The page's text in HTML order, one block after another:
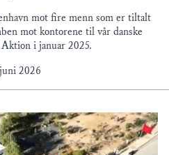
mot fire menn som er tiltalt
mot kontorene til vår danske
i januar 2025.
2026